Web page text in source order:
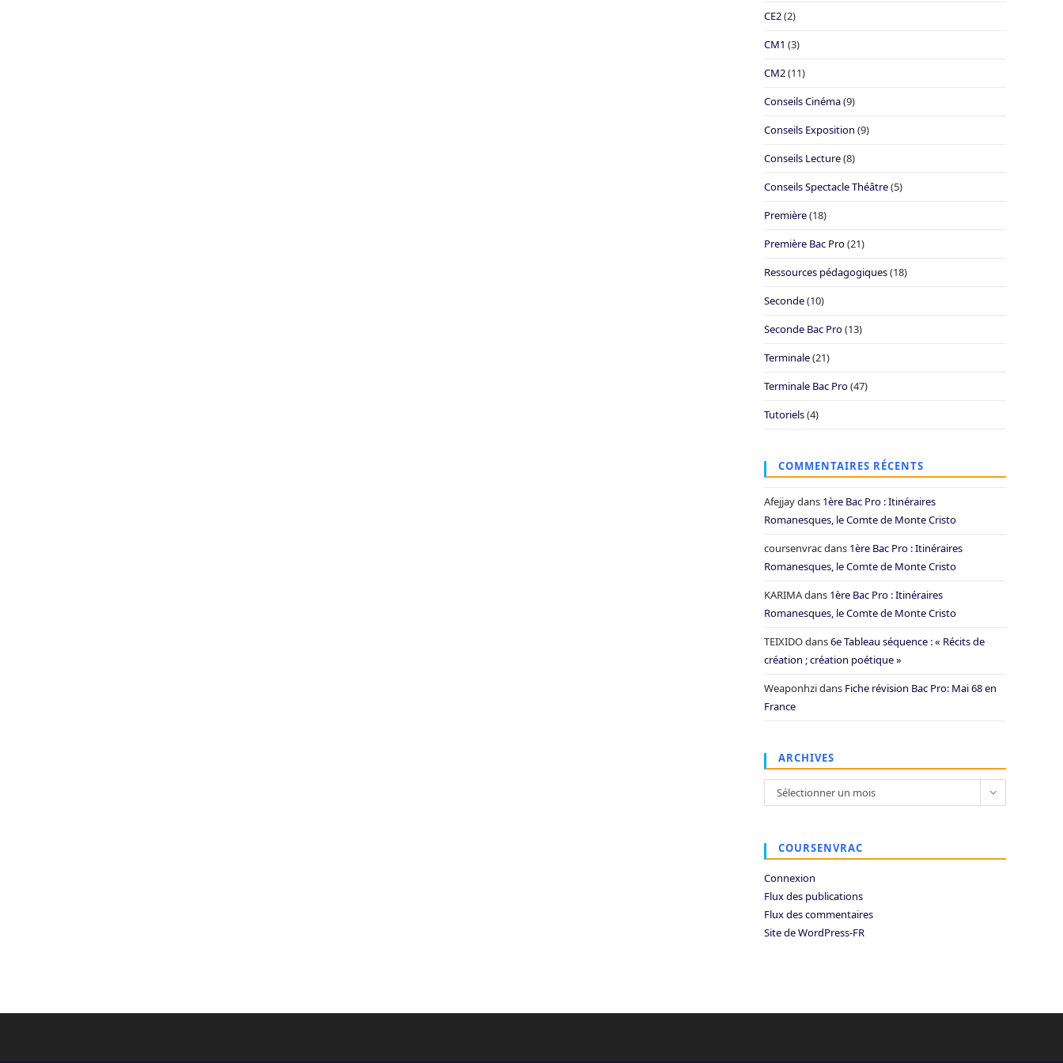
CE2(2)
CM1 (3)
CM2(11)
Conseils Cinéma(9)
Conseils Exposition (9)
Conseils Lecture(8)
Conseils Spectacle Théâtre(5)
Première(18)
Première Bac Pro(21)
Ressources pédagogiques(18)
Seconde(10)
Seconde Bac Pro(13)
Terminale(21)
Terminale Bac Pro(47)
Tutoriels(4)
COMMENTAIRES RÉCENTS
Afejjaydans 1ère Bac Pro : Itinéraires
Romanesques, le Comte de Monte Cristo
coursenvracdans 1ère Bac Pro : Itinéraires
Romanesques, le Comte de Monte Cristo
KARIMAdans 1ère Bac Pro : Itinéraires
Romanesques, le Comte de Monte Cristo
TEIXIDOdans6e Tableau séquence : « Récits de
création ; création poétique »
Weaponhzidans Fiche révision Bac Pro: Mai 68 en
France
ARCHIVES
Archives
Sélectionner un mois
COURSENVRAC
Connexion
Flux des publications
Flux des commentaires
Site de WordPress-FR